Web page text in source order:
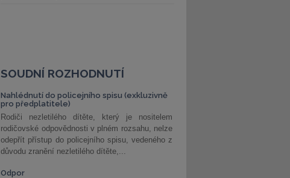
SOUDNÍ ROZHODNUTÍ
Nahlédnutí do policejního spisu (exkluzivně
pro předplatitele)
Rodiči nezletilého dítěte, který je nositelem
rodičovské odpovědnosti v plném rozsahu, nelze
odepřít přístup do policejního spisu, vedeného z
důvodu zranění nezletilého dítěte,...
Odpor